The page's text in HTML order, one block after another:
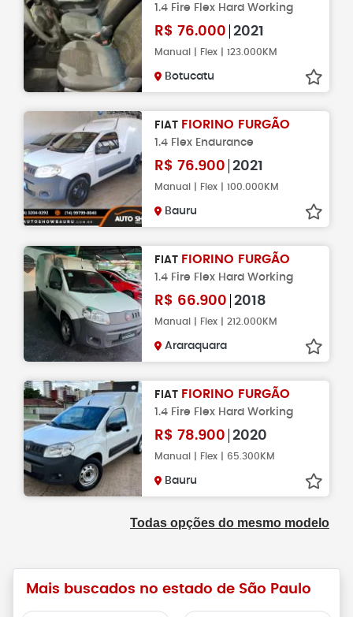
1.4 Fire Flex Hard Working
R$ 76.000 2021
Manual | Flex | 123.000KM
Botucatu
FIAT FIORINO FURGÃO
1.4 Flex Endurance
R$ 76.900 2021
Manual | Flex | 100.000KM
Bauru
FIAT FIORINO FURGÃO
1.4 Fire Flex Hard Working
R$ 66.900 2018
Manual | Flex | 212.000KM
Araraquara
FIAT FIORINO FURGÃO
1.4 Fire Flex Hard Working
R$ 78.900 2020
Manual | Flex | 65.300KM
Bauru
Todas opções do mesmo modelo
Mais buscados no estado de São Paulo